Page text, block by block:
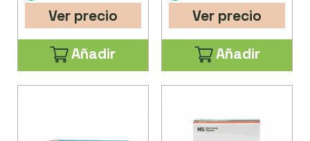
Ver precio
Añadir
Ver precio
Añadir